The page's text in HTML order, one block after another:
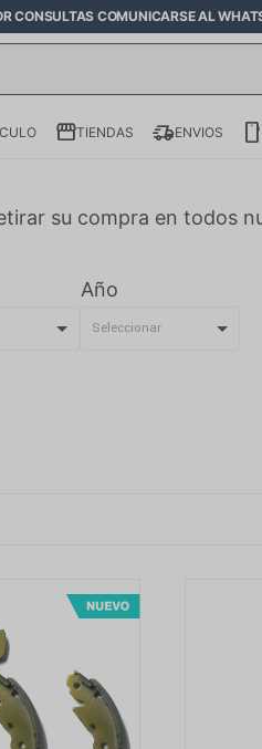
CONSULTAS COMUNICARSE AL
TIENDAS ENVIOS
su compra en todos
Año